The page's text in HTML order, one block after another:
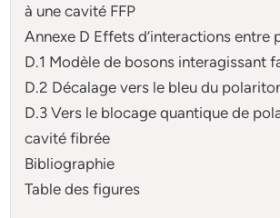
à une cavité FFP
Annexe D Effets d’interactions entre
D.1 Modèle de bosons interagissant
D.2 Décalage vers le bleu du
D.3 Vers le blocage quantique de
cavité fibrée
Bibliographie
Table des figures